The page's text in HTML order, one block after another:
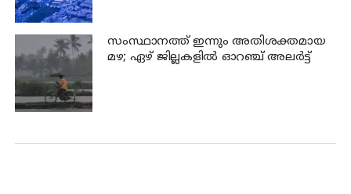
സംസ്ഥാനത്ത് ഇന്നും അതിശക്തമായ
മഴ; ഏഴ് ജില്ലകളില്‍ ഓറഞ്ച് അലര്‍ട്ട്